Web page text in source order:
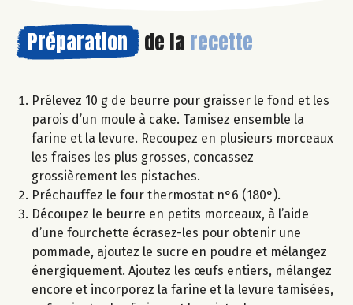
Préparation de la recette
Prélevez 10 g de beurre pour graisser le fond et les
parois d’un moule à cake. Tamisez ensemble la
farine et la levure. Recoupez en plusieurs morceaux
les fraises les plus grosses, concassez
grossièrement les pistaches.
Préchauffez le four thermostat n°6 (180°).
Découpez le beurre en petits morceaux, à l’aide
d’une fourchette écrasez-les pour obtenir une
pommade, ajoutez le sucre en poudre et mélangez
énergiquement. Ajoutez les œufs entiers, mélangez
encore et incorporez la farine et la levure tamisées,